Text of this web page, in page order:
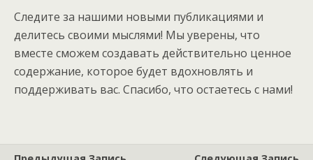
Следите за нашими новыми публикациями и
делитесь своими мыслями! Мы уверены, что
вместе сможем создавать действительно ценное
содержание, которое будет вдохновлять и
поддерживать вас. Спасибо, что остаетесь с нами!